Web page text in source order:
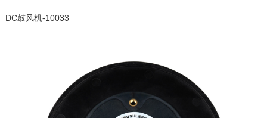
DC鼓风机-10033